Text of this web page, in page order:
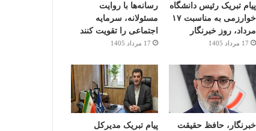
پیام تبریک رئیس دانشگاه
خوارزمی به مناسبت ۱۷
مرداد، روز خبرنگار
17 مرداد 1405
رسانه‌ها با روایت
مسئولانه، سرمایه
اجتماعی را تقویت کنند
17 مرداد 1405
خبرنگار، حافظ حقیقت
پیام تبریک مدیرکل